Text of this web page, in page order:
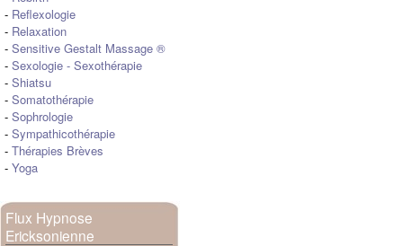
- Reflexologie
- Relaxation
- Sensitive Gestalt Massage ®
- Sexologie - Sexothérapie
- Shiatsu
- Somatothérapie
- Sophrologie
- Sympathicothérapie
- Thérapies Brèves
- Yoga
Flux Hypnose
Ericksonienne